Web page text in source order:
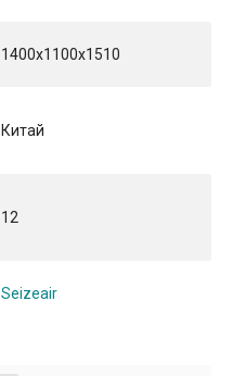
1400x1100x1510
Китай
12
Seizeair